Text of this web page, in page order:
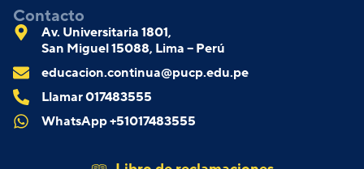
Contacto
Av. Universitaria 1801,
San Miguel 15088, Lima – Perú
educacion.continua@pucp.edu.pe
Llamar 017483555
WhatsApp +51017483555